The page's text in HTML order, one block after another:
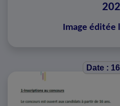
Image éditée
Date :